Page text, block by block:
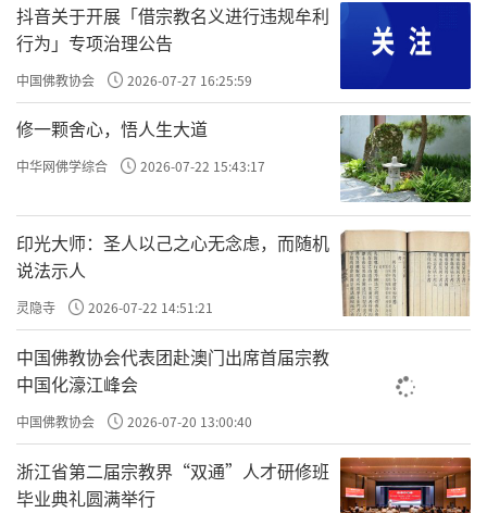
抖音关于开展「借宗教名义进行违规牟利
行为」专项治理公告
中国佛教协会 2026-07-27 16:25:59
修一颗舍心，悟人生大道
中华网佛学综合 2026-07-22 15:43:17
印光大师：圣人以己之心无念虑，而随机
说法示人
灵隐寺 2026-07-22 14:51:21
中国佛教协会代表团赴澳门出席首届宗教
中国化濠江峰会
中国佛教协会 2026-07-20 13:00:40
浙江省第二届宗教界“双通”人才研修班
毕业典礼圆满举行